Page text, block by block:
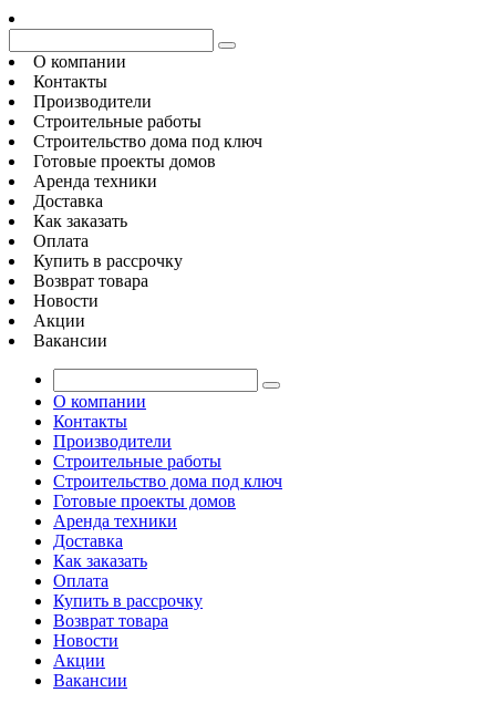
О компании
Контакты
Производители
Строительные работы
Строительство дома под ключ
Готовые проекты домов
Аренда техники
Доставка
Как заказать
Оплата
Купить в рассрочку
Возврат товара
Новости
Акции
Вакансии
О компании
Контакты
Производители
Строительные работы
Строительство дома под ключ
Готовые проекты домов
Аренда техники
Доставка
Как заказать
Оплата
Купить в рассрочку
Возврат товара
Новости
Акции
Вакансии